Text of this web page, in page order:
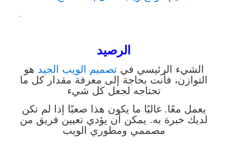
.
الرصيد
الشيء الرئيسي في تصميم الويب الجيد هو
التوازن، فأنت بحاجة إلى معرفة مقدار كل ما
تحتاجه لجعل كل شيء
يعمل معًا. غالبًا ما يكون هذا صعبًا إذا لم تكن
لديك خبرة به. يمكن أن يؤدي تعيين فريق من
مصممي ومطوري الويب